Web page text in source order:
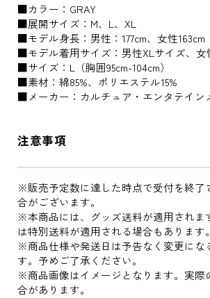
■カラー：GRAY
■展開サイズ：M、L、XL
■モデル身長：男性：177cm、女性163cm
■モデル着用サイズ：男性XLサイズ、女
■サイズ：L（胸囲95cm-104cm）
■素材：綿85%、ポリエステル15%
■メーカー：カルチュア・エンタテイン
注意事項
※販売予定数に達した時点で受付を終了
合がございます。
※本商品には、グッズ送料が適用されま
は特別送料が適用される場合もあります。
※商品仕様や発送日は予告なく変更にな
す。予めご了承ください。
※商品画像はイメージとなります。実際
合があります。